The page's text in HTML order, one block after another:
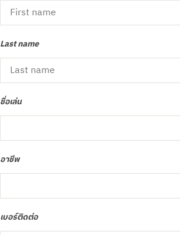
Last name
ชื่อเล่น
อาชีพ
เบอร์ติดต่อ